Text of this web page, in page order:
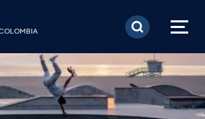
Pasar al contenido